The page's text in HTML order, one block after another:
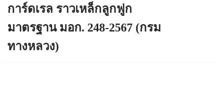
การ์ดเรล ราวเหล็กลูกฟูก
มาตรฐาน มอก. 248-2567 (กรม
ทางหลวง)